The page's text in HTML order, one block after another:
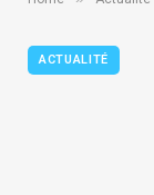
ACTUALITÉ